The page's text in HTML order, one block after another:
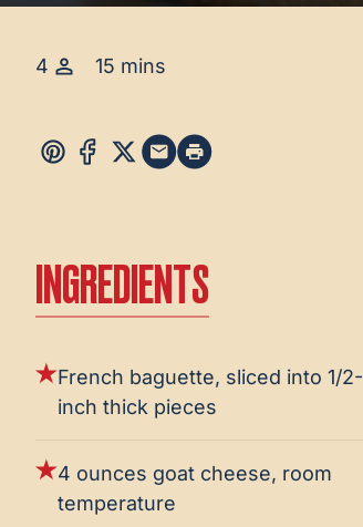
4 15 mins
INGREDIENTS
French baguette, sliced into 1/2-
inch thick pieces
4 ounces goat cheese, room
temperature